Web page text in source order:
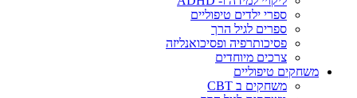
ספרי ילדים טיפוליים
ספרים לגיל הרך
פסיכותרפיה ופסיכואנליזה
צרכים מיוחדים
משחקים טיפוליים
משחקים ב CBT